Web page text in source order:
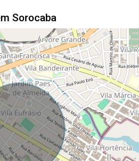
Sorocaba